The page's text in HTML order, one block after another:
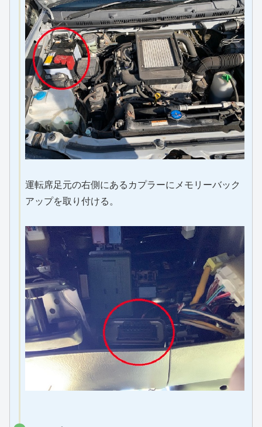
運転席足元の右側にあるカプラーにメモリーバック
アップを取り付ける。